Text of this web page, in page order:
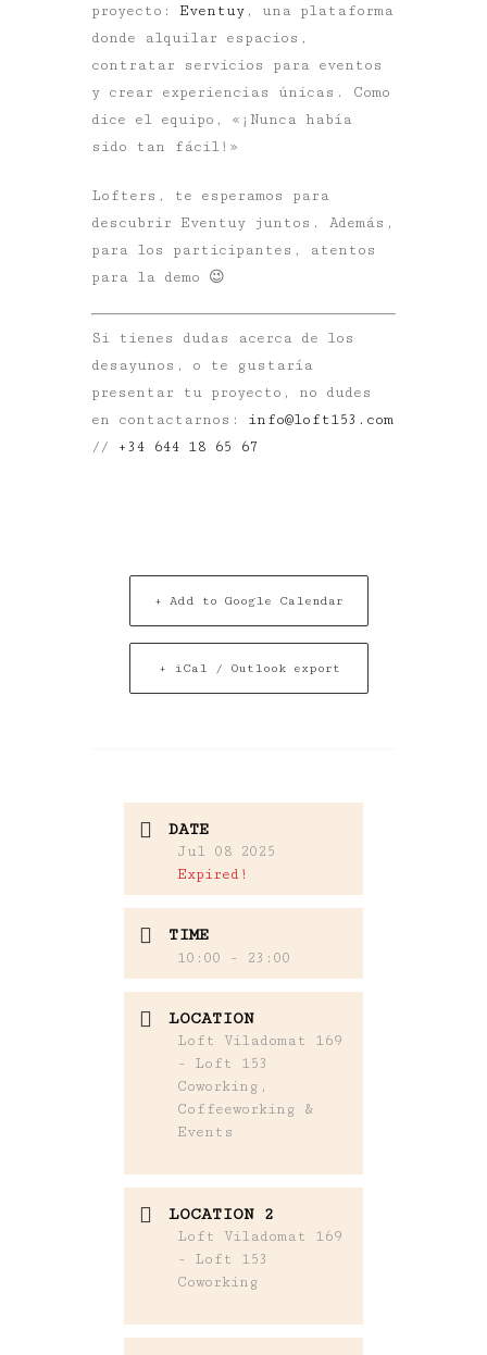
proyecto: Eventuy , una plataforma
donde alquilar espacios,
contratar servicios para eventos
y crear experiencias únicas. Como
dice el equipo, «¡Nunca había
sido tan fácil!»
Lofters, te esperamos para
descubrir Eventuy juntos. Además,
para los participantes, atentos
para la demo 😉
Si tienes dudas acerca de los
desayunos, o te gustaría
presentar tu proyecto, no dudes
en contactarnos: info@loft153.com
//
+34 644 18 65 67
+ Add to Google Calendar
+ iCal / Outlook export
DATE
Jul 08 2025
Expired!
TIME
10:00 - 23:00
LOCATION
Loft Viladomat 169
- Loft 153
Coworking,
Coffeeworking &
Events
LOCATION 2
Loft Viladomat 169
- Loft 153
Coworking